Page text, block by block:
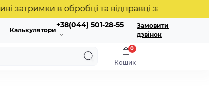
в обробці та відправці замовлень.
Калькулятори
+38(044) 501-28-55
Замовити
дзвінок
Кошик
0